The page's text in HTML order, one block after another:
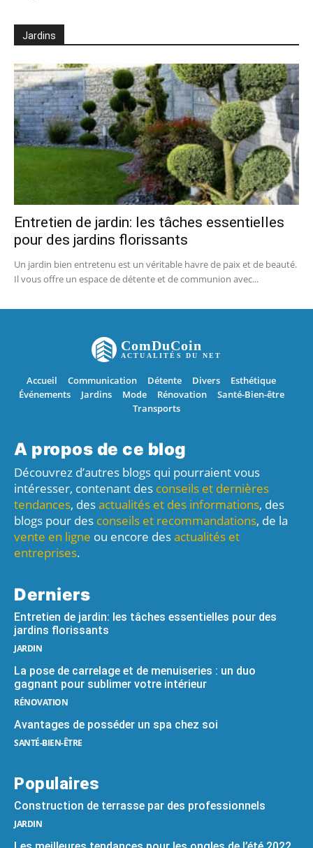
Jardins
Entretien de jardin: les tâches essentielles
pour des jardins florissants
Un jardin bien entretenu est un véritable havre de paix et de beauté.
Il vous offre un espace de détente et de communion avec...
ComDuCoin
ACTUALITÉS DU NET
Accueil Communication Détente Divers
Esthétique
Événements
Jardins Mode Rénovation
Santé-Bien-être
Transports
A propos de ce blog
Découvrez d’autres blogs qui pourraient vous
intéresser, contenant des conseils et dernières
tendances, desactualités et des informations, des
blogs pour des conseils et recommandations, de la
vente en ligne ou encore desactualités et
entreprises.
Derniers
Entretien de jardin: les tâches essentielles pour des
jardins florissants
JARDIN
La pose de carrelage et de menuiseries : un duo
gagnant pour sublimer votre intérieur
RÉNOVATION
Avantages de posséder un spa chez soi
SANTÉ-BIEN-ÊTRE
Populaires
Construction de terrasse par des professionnels
JARDIN